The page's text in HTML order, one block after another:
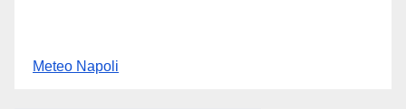
Meteo Napoli